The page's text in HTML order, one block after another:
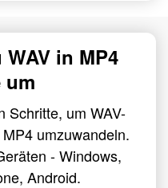
in MP4
Schritte, um WAV-
umzuwandeln.
- Windows,
Android.